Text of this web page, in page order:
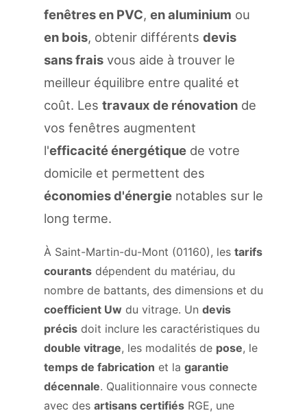
fenêtres en PVC, en aluminium ou
en bois, obtenir différents devis
sans frais vous aide à trouver le
meilleur équilibre entre qualité et
coût. Les travaux de rénovation de
vos fenêtres augmentent
l'efficacité énergétique de votre
domicile et permettent des
économies d'énergie notables sur le
long terme.
À Saint-Martin-du-Mont (01160), les tarifs
courants dépendent du matériau, du
nombre de battants, des dimensions et du
coefficient Uw du vitrage. Un devis
précis doit inclure les caractéristiques du
double vitrage, les modalités de pose, le
temps de fabrication et la garantie
décennale. Qualitionnaire vous connecte
avec des artisans certifiés RGE, une